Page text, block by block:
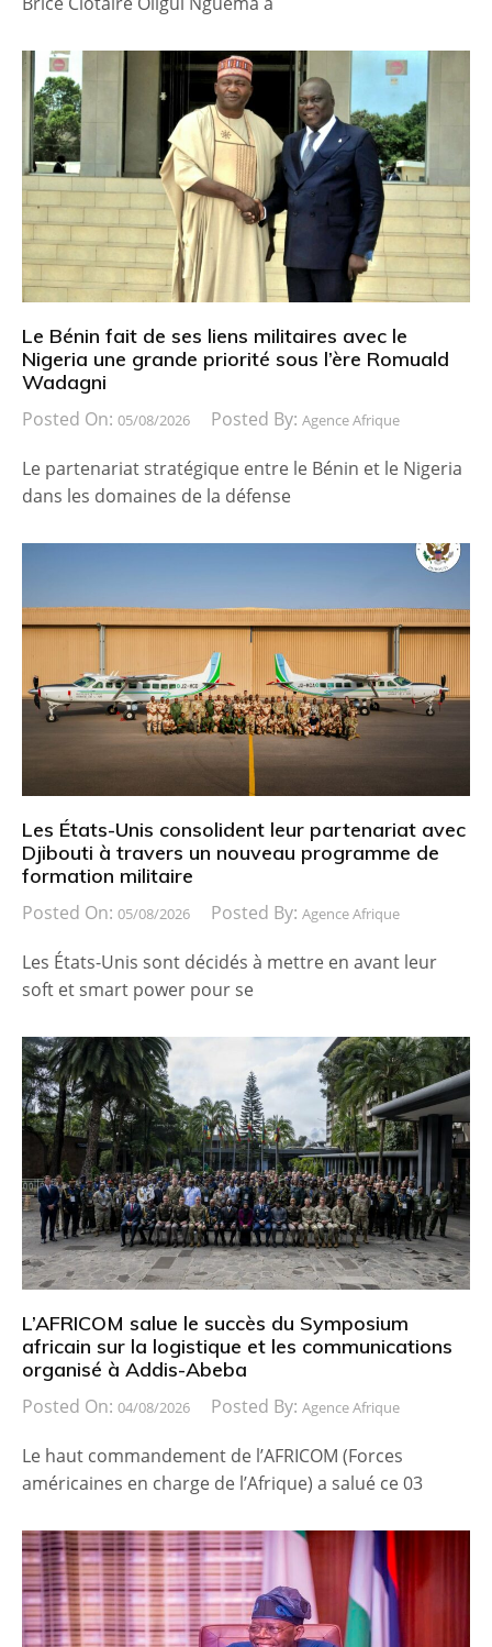
Le Bénin fait de ses liens militaires avec le
Nigeria une grande priorité sous l’ère Romuald
Wadagni
Posted On: 05/08/2026 Posted By: Agence Afrique
Le partenariat stratégique entre le Bénin et le Nigeria
dans les domaines de la défense
Les États-Unis consolident leur partenariat avec
Djibouti à travers un nouveau programme de
formation militaire
Posted On: 05/08/2026 Posted By: Agence Afrique
Les États-Unis sont décidés à mettre en avant leur
soft et smart power pour se
L’AFRICOM salue le succès du Symposium
africain sur la logistique et les communications
organisé à Addis-Abeba
Posted On: 04/08/2026 Posted By: Agence Afrique
Le haut commandement de l’AFRICOM (Forces
américaines en charge de l’Afrique) a salué ce 03